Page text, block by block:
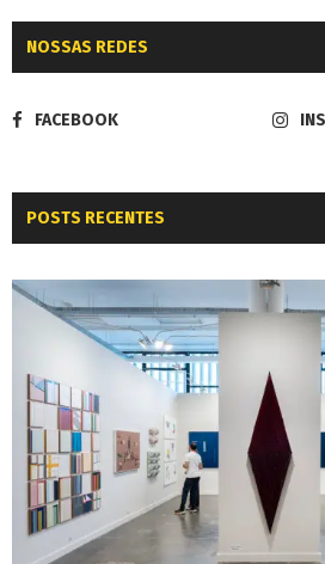
NOSSAS REDES
FACEBOOK
POSTS RECENTES